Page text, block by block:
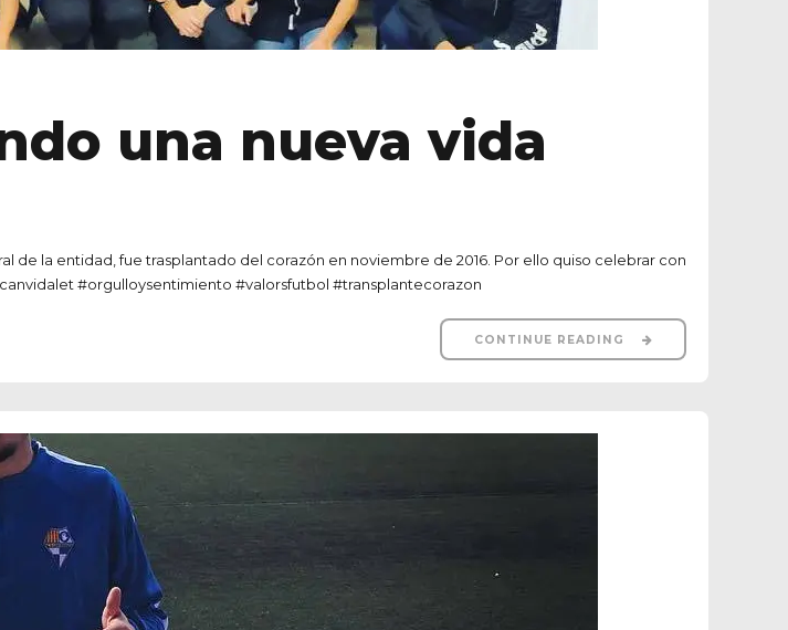
una nueva vida
de la entidad, fue trasplantado del corazón en noviembre de 2016. Por ello quiso celebrar con
#orgulloysentimiento #valorsfutbol #transplantecorazon
CONTINUE READING